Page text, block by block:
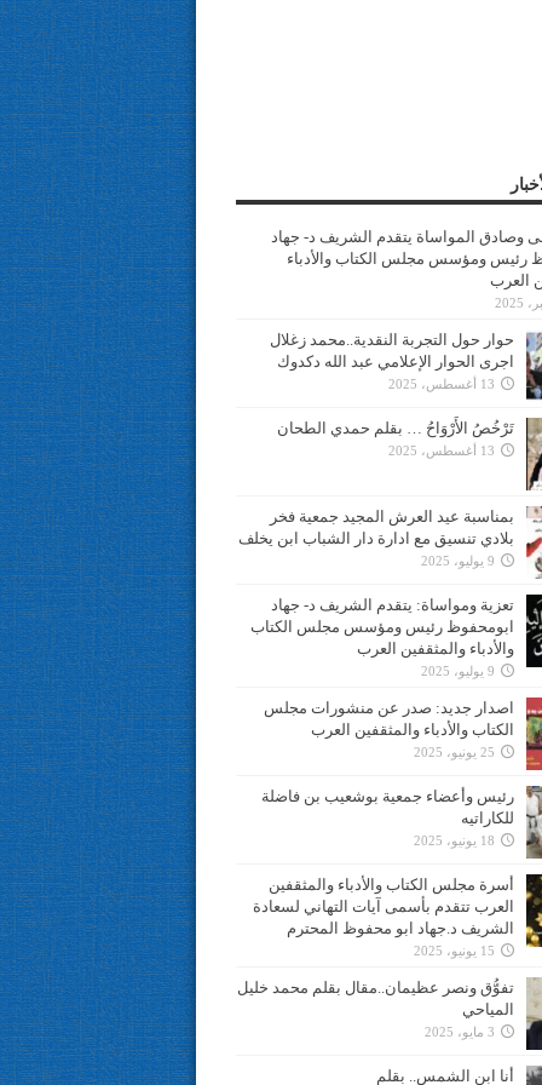
وصادق المواساة يتقدم الشريف د- جهاد
رئيس ومؤسس مجلس الكتاب والأدباء
العرب
حوار حول التجربة النقدية..محمد زغلال
اجرى الحوار الإعلامي عبد الله دكدوك
13 أغسطس، 2025
تَرْخُصُ الأَرْوَاحُ … بقلم حمدي الطحان
13 أغسطس، 2025
بمناسبة عيد العرش المجيد جمعية فخر
بلادي تنسيق مع ادارة دار الشباب ابن يخلف
9 يوليو، 2025
تعزية ومواساة: يتقدم الشريف د- جهاد
ابومحفوظ رئيس ومؤسس مجلس الكتاب
والأدباء والمثقفين العرب
9 يوليو، 2025
اصدار جديد: صدر عن منشورات مجلس
الكتاب والأدباء والمثقفين العرب
25 يونيو، 2025
رئيس وأعضاء جمعية بوشعيب بن فاضلة
للكاراتيه
18 يونيو، 2025
أسرة مجلس الكتاب والأدباء والمثقفين
العرب تتقدم بأسمى آيات التهاني لسعادة
الشريف د.جهاد ابو محفوظ المحترم
15 يونيو، 2025
تفوُّق ونصر عظيمان..مقال بقلم محمد خليل
المياحي
3 مايو، 2025
أنا ابن الشمس.. بقلم